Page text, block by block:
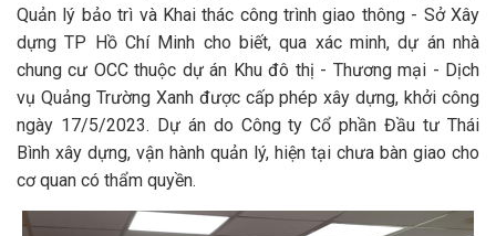
Quản lý bảo trì và Khai thác công trình giao thông - Sở Xây
dựng TP Hồ Chí Minh cho biết, qua xác minh, dự án nhà
chung cư OCC thuộc dự án Khu đô thị - Thương mại - Dịch
vụ Quảng Trường Xanh được cấp phép xây dựng, khởi công
ngày 17/5/2023. Dự án do Công ty Cổ phần Đầu tư Thái
Bình xây dựng, vận hành quản lý, hiện tại chưa bàn giao cho
cơ quan có thẩm quyền.